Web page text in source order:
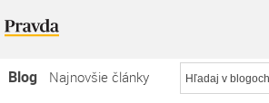
Blog
Najnovšie články